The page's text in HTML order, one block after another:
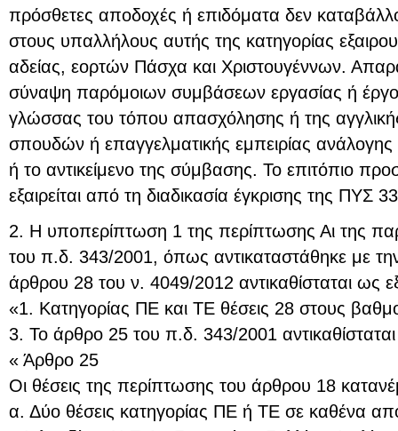
πρόσθετες αποδοχές ή επιδόματα δεν
στους υπαλλήλους αυτής της κατηγορίας
αδείας, εορτών Πάσχα και Χριστουγέννων.
σύναψη παρόμοιων συμβάσεων εργασίας ή
γλώσσας του τόπου απασχόλησης ή της
σπουδών ή επαγγελματικής εμπειρίας
ή το αντικείμενο της σύμβασης. Το επιτόπιο
εξαιρείται από τη διαδικασία έγκρισης της ΠΥΣ
2. Η υποπερίπτωση 1 της περίπτωσης Αι της
του π.δ. 343/2001, όπως αντικαταστάθηκε με
άρθρου 28 του ν. 4049/2012 αντικαθίσταται ως
«1. Κατηγορίας ΠΕ και ΤΕ θέσεις 28 στους
3. Το άρθρο 25 του π.δ. 343/2001
« Άρθρο 25
Οι θέσεις της περίπτωσης του άρθρου 18
α. Δύο θέσεις κατηγορίας ΠΕ ή ΤΕ σε καθένα